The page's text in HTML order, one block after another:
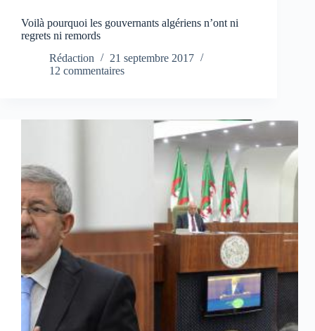
Voilà pourquoi les gouvernants algériens n’ont ni
regrets ni remords
Rédaction
21 septembre 2017
12 commentaires